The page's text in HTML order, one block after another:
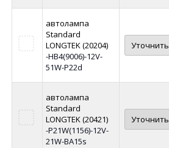
автолампа
Standard
LONGTEK (20204)
-HB4(9006)-12V-
51W-P22d
Уточнить
автолампа
Standard
LONGTEK (20421)
-P21W(1156)-12V-
21W-BA15s
Уточнить